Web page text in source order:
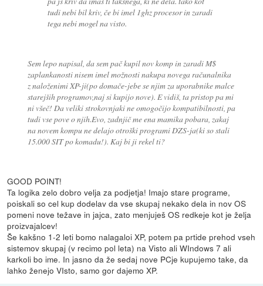
tudi nebi bil kriv, če bi imel 1ghz procesor in zaradi
tega nebi mogel na visto.
Sem lepo napisal, da sem pač kupil nov komp in zaradi M$
zaplankanosti nisem imel možnosti nakupa novega računalnika
z naloženimi XP-ji(po domače-jebe se njim za uporabnike malce
starejših programov,naj si kupijo nove). E vidiš, ta pristop pa mi
ni všeč! Da veliki strokovnjaki ne omogočijo kompatibilnosti, pa
tudi vse pove o njih.Evo, zadnjič me ena mamika pobara, zakaj
na novem kompu ne delajo otroški programi DZS-ja(ki so stali
15.000 SIT po komadu!). Kaj bi ji rekel ti?
GOOD POINT!
Ta logika zelo dobro velja za podjetja! Imajo stare programe,
poiskali so cel kup dodelav da vse skupaj nekako dela in nov OS
pomeni nove težave in jajca, zato menjuješ OS redkeje kot je želja
proizvajalcev!
Še kakšno 1-2 leti bomo nalagaloi XP, potem pa prtide prehod vseh
sistemov skupaj (v recimo pol leta) na Visto ali WIndows 7 ali
karkoli bo ime. In jasno da že sedaj nove PCje kupujemo take, da
lahko ženejo VIsto, samo gor dajemo XP.